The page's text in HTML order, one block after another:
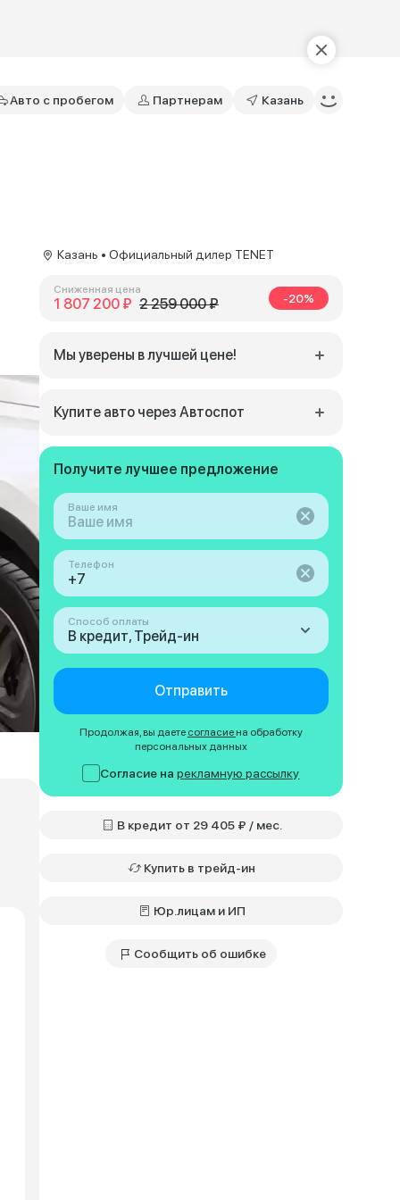
Авто с пробегом Партнерам Казань
Казань • Официальный дилер TENET
Сниженная цена
1 807 200 ₽ 2 259 000 ₽ -20%
Мы уверены в лучшей цене!
Купите авто через Автоспот
Получите лучшее предложение
Ваше имя
Телефон
Способ оплаты
В кредит, Трейд-ин
Отправить
Продолжая, вы даете согласие на обработку
персональных данных
Согласие нарекламную рассылку
В кредит от 29 405 ₽ / мес.
Купить в трейд-ин
Юр.лицам и ИП
Сообщить об ошибке